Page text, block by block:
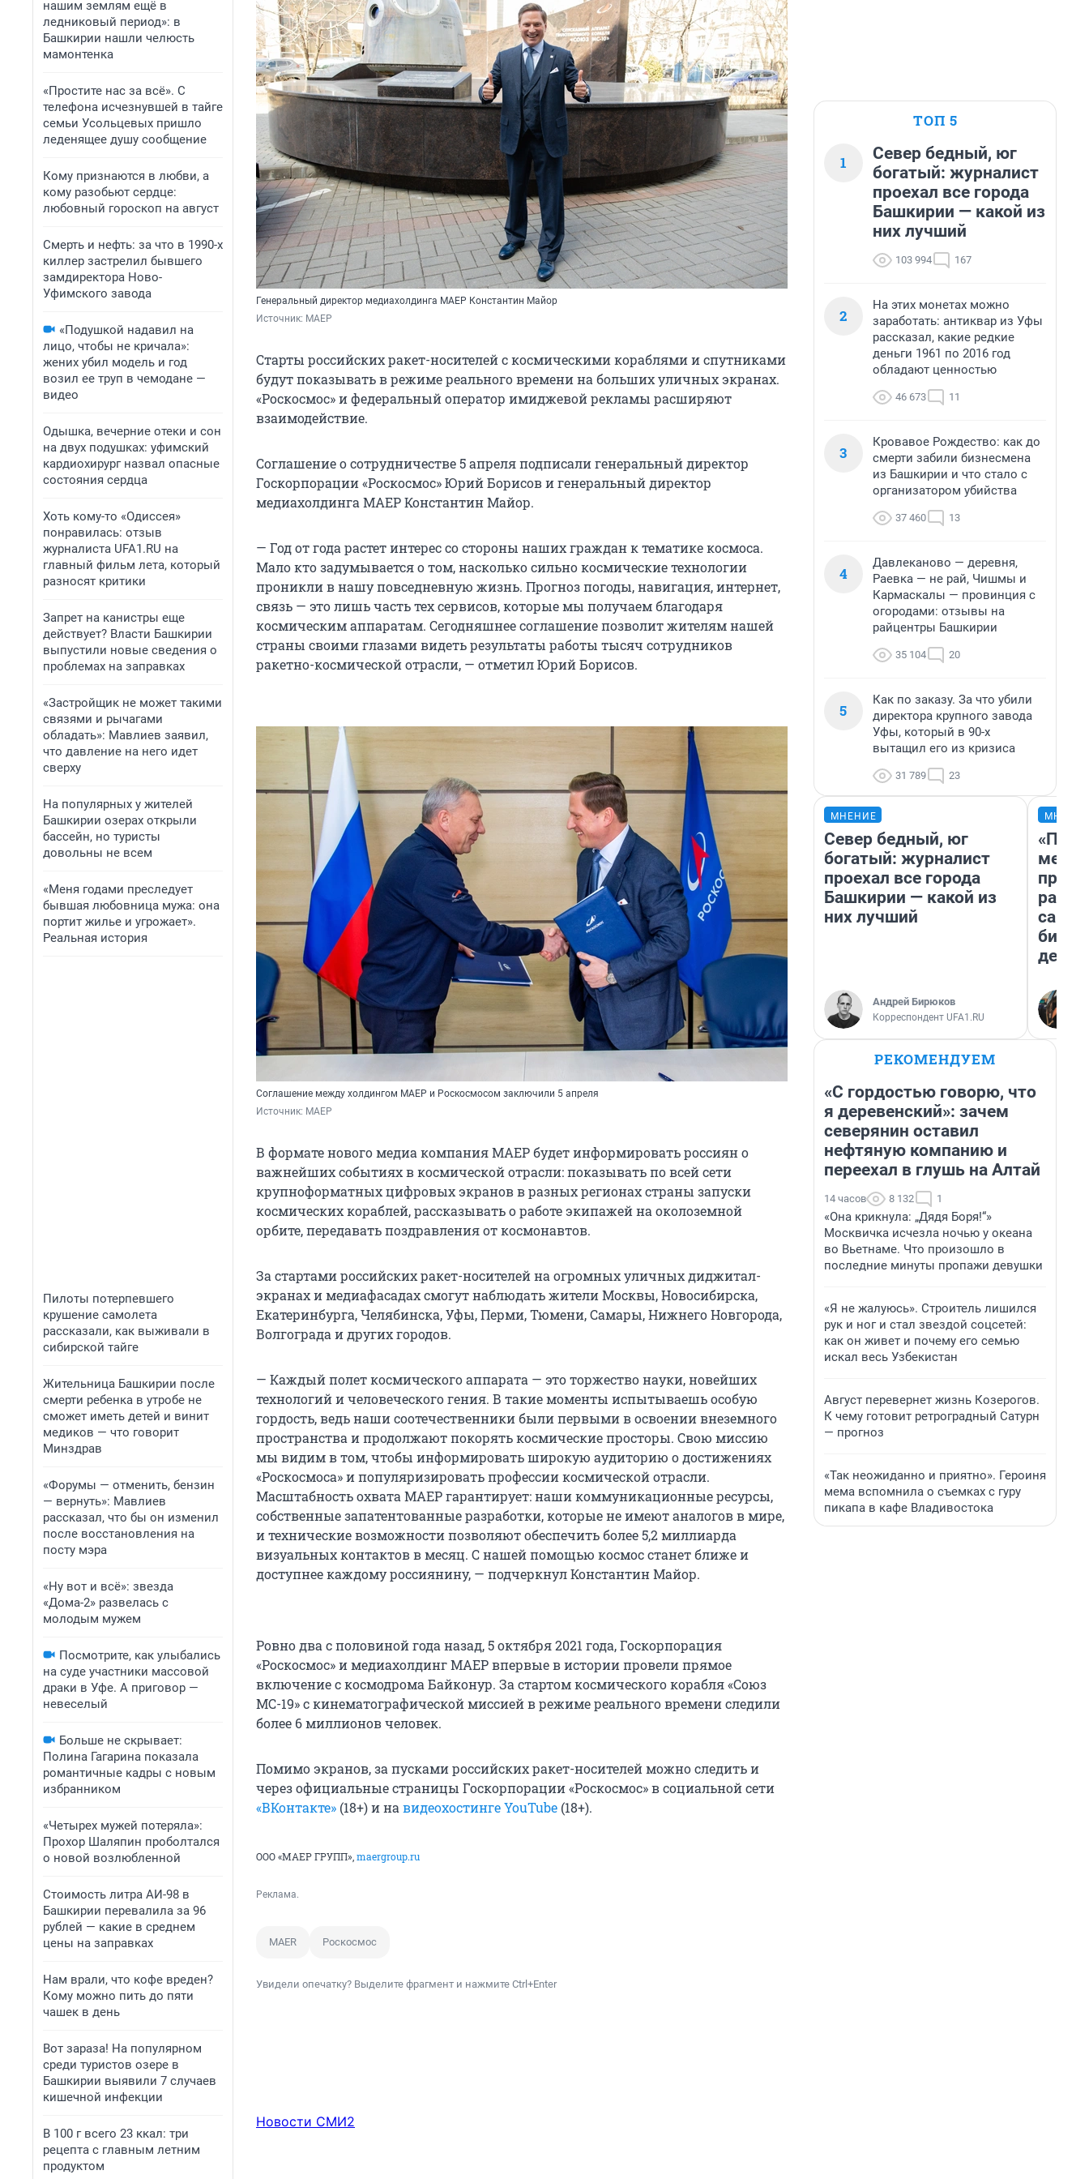
нашим землям ещё в
ледниковый период»: в
Башкирии нашли челюсть
мамонтенка
«Простите нас за всё». С
телефона исчезнувшей в тайге
семьи Усольцевых пришло
леденящее душу сообщение
Кому признаются в любви, а
кому разобьют сердце:
любовный гороскоп на август
Смерть и нефть: за что в 1990-х
киллер застрелил бывшего
замдиректора Ново-
Уфимского завода
«Подушкой надавил на
лицо, чтобы не кричала»:
жених убил модель и год
возил ее труп в чемодане —
видео
Одышка, вечерние отеки и сон
на двух подушках: уфимский
кардиохирург назвал опасные
состояния сердца
Хоть кому-то «Одиссея»
понравилась: отзыв
журналиста UFA1.RU на
главный фильм лета, который
разносят критики
Запрет на канистры еще
действует? Власти Башкирии
выпустили новые сведения о
проблемах на заправках
«Застройщик не может такими
связями и рычагами
обладать»: Мавлиев заявил,
что давление на него идет
сверху
На популярных у жителей
Башкирии озерах открыли
бассейн, но туристы
довольны не всем
«Меня годами преследует
бывшая любовница мужа: она
портит жилье и угрожает».
Реальная история
Пилоты потерпевшего
крушение самолета
рассказали, как выживали в
сибирской тайге
Жительница Башкирии после
смерти ребенка в утробе не
сможет иметь детей и винит
медиков — что говорит
Минздрав
«Форумы — отменить, бензин
— вернуть»: Мавлиев
рассказал, что бы он изменил
после восстановления на
посту мэра
«Ну вот и всё»: звезда
«Дома-2» развелась с
молодым мужем
Посмотрите, как улыбались
на суде участники массовой
драки в Уфе. А приговор —
невеселый
Больше не скрывает:
Полина Гагарина показала
романтичные кадры с новым
избранником
«Четырех мужей потеряла»:
Прохор Шаляпин проболтался
о новой возлюбленной
Стоимость литра АИ-98 в
Башкирии перевалила за 96
рублей — какие в среднем
цены на заправках
Нам врали, что кофе вреден?
Кому можно пить до пяти
чашек в день
Вот зараза! На популярном
среди туристов озере в
Башкирии выявили 7 случаев
кишечной инфекции
В 100 г всего 23 ккал: три
рецепта с главным летним
продуктом
Генеральный директор медиахолдинга МАЕР Константин Майор
Источник: МАЕР
Старты российских ракет-носителей с космическими кораблями и спутниками
будут показывать в режиме реального времени на больших уличных экранах.
«Роскосмос» и федеральный оператор имиджевой рекламы расширяют
взаимодействие.
Соглашение о сотрудничестве 5 апреля подписали генеральный директор
Госкорпорации «Роскосмос» Юрий Борисов и генеральный директор
медиахолдинга МАЕР Константин Майор.
— Год от года растет интерес со стороны наших граждан к тематике космоса.
Мало кто задумывается о том, насколько сильно космические технологии
проникли в нашу повседневную жизнь. Прогноз погоды, навигация, интернет,
связь — это лишь часть тех сервисов, которые мы получаем благодаря
космическим аппаратам. Сегодняшнее соглашение позволит жителям нашей
страны своими глазами видеть результаты работы тысяч сотрудников
ракетно-космической отрасли, — отметил Юрий Борисов.
Соглашение между холдингом МАЕР и Роскосмосом заключили 5 апреля
Источник: МАЕР
В формате нового медиа компания МАЕР будет информировать россиян о
важнейших событиях в космической отрасли: показывать по всей сети
крупноформатных цифровых экранов в разных регионах страны запуски
космических кораблей, рассказывать о работе экипажей на околоземной
орбите, передавать поздравления от космонавтов.
За стартами российских ракет-носителей на огромных уличных диджитал-
экранах и медиафасадах смогут наблюдать жители Москвы, Новосибирска,
Екатеринбурга, Челябинска, Уфы, Перми, Тюмени, Самары, Нижнего Новгорода,
Волгограда и других городов.
— Каждый полет космического аппарата — это торжество науки, новейших
технологий и человеческого гения. В такие моменты испытываешь особую
гордость, ведь наши соотечественники были первыми в освоении внеземного
пространства и продолжают покорять космические просторы. Свою миссию
мы видим в том, чтобы информировать широкую аудиторию о достижениях
«Роскосмоса» и популяризировать профессии космической отрасли.
Масштабность охвата МАЕР гарантирует: наши коммуникационные ресурсы,
собственные запатентованные разработки, которые не имеют аналогов в мире,
и технические возможности позволяют обеспечить более 5,2 миллиарда
визуальных контактов в месяц. С нашей помощью космос станет ближе и
доступнее каждому россиянину, — подчеркнул Константин Майор.
Ровно два с половиной года назад, 5 октября 2021 года, Госкорпорация
«Роскосмос» и медиахолдинг МАЕР впервые в истории провели прямое
включение с космодрома Байконур. За стартом космического корабля «Союз
МС-19» с кинематографической миссией в режиме реального времени следили
более 6 миллионов человек.
Помимо экранов, за пусками российских ракет-носителей можно следить и
через официальные страницы Госкорпорации «Роскосмос» в социальной сети
«ВКонтакте» (18+) и на видеохостинге YouTube (18+).
ООО «МАЕР ГРУПП», maergroup.ru
Реклама.
MAER Роскосмос
Увидели опечатку? Выделите фрагмент и нажмите Ctrl+Enter
Новости СМИ2
ТОП 5
1
Север бедный, юг
богатый: журналист
проехал все города
Башкирии — какой из
них лучший
103 994 167
2
На этих монетах можно
заработать: антиквар из Уфы
рассказал, какие редкие
деньги 1961 по 2016 год
обладают ценностью
46 673 11
3
Кровавое Рождество: как до
смерти забили бизнесмена
из Башкирии и что стало с
организатором убийства
37 460 13
4
Давлеканово — деревня,
Раевка — не рай, Чишмы и
Кармаскалы — провинция с
огородами: отзывы на
райцентры Башкирии
35 104 20
5
Как по заказу. За что убили
директора крупного завода
Уфы, который в 90-х
вытащил его из кризиса
31 789 23
МНЕНИЕ
Север бедный, юг
богатый: журналист
проехал все города
Башкирии — какой из
них лучший
Андрей Бирюков
Корреспондент UFA1.RU
РЕКОМЕНДУЕМ
«С гордостью говорю, что
я деревенский»: зачем
северянин оставил
нефтяную компанию и
переехал в глушь на Алтай
14 часов 8 132 1
«Она крикнула: „Дядя Боря!“»
Москвичка исчезла ночью у океана
во Вьетнаме. Что произошло в
последние минуты пропажи девушки
«Я не жалуюсь». Строитель лишился
рук и ног и стал звездой соцсетей:
как он живет и почему его семью
искал весь Узбекистан
Август перевернет жизнь Козерогов.
К чему готовит ретроградный Сатурн
— прогноз
«Так неожиданно и приятно». Героиня
мема вспомнила о съемках с гуру
пикапа в кафе Владивостока